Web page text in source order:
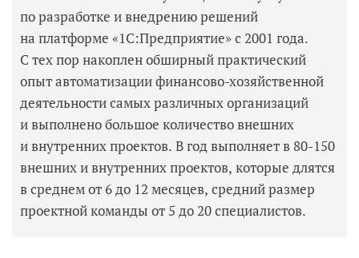
по разработке и внедрению решений
на платформе «1С:Предприятие» с 2001 года.
С тех пор накоплен обширный практический
опыт автоматизации финансово-хозяйственной
деятельности самых различных организаций
и выполнено большое количество внешних
и внутренних проектов. В год выполняет в 80-150
внешних и внутренних проектов, которые длятся
в среднем от 6 до 12 месяцев, средний размер
проектной команды от 5 до 20 специалистов.